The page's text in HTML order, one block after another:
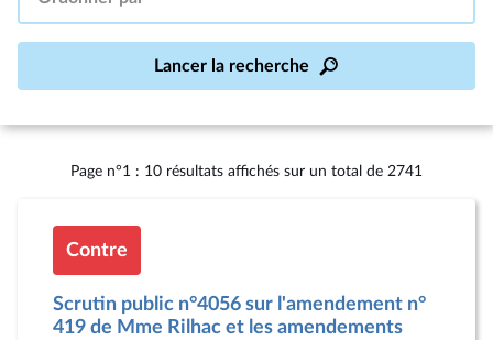
Lancer la recherche
Page n°1 : 10 résultats affichés sur un total de 2741
Contre
Scrutin public n°4056 sur l'amendement n°
419 de Mme Rilhac et les amendements